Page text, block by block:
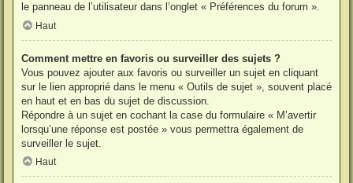
le panneau de l’utilisateur dans l’onglet « Préférences du forum ».
Haut
Comment mettre en favoris ou surveiller des sujets ?
Vous pouvez ajouter aux favoris ou surveiller un sujet en cliquant
sur le lien approprié dans le menu « Outils de sujet », souvent placé
en haut et en bas du sujet de discussion.
Répondre à un sujet en cochant la case du formulaire « M’avertir
lorsqu’une réponse est postée » vous permettra également de
surveiller le sujet.
Haut